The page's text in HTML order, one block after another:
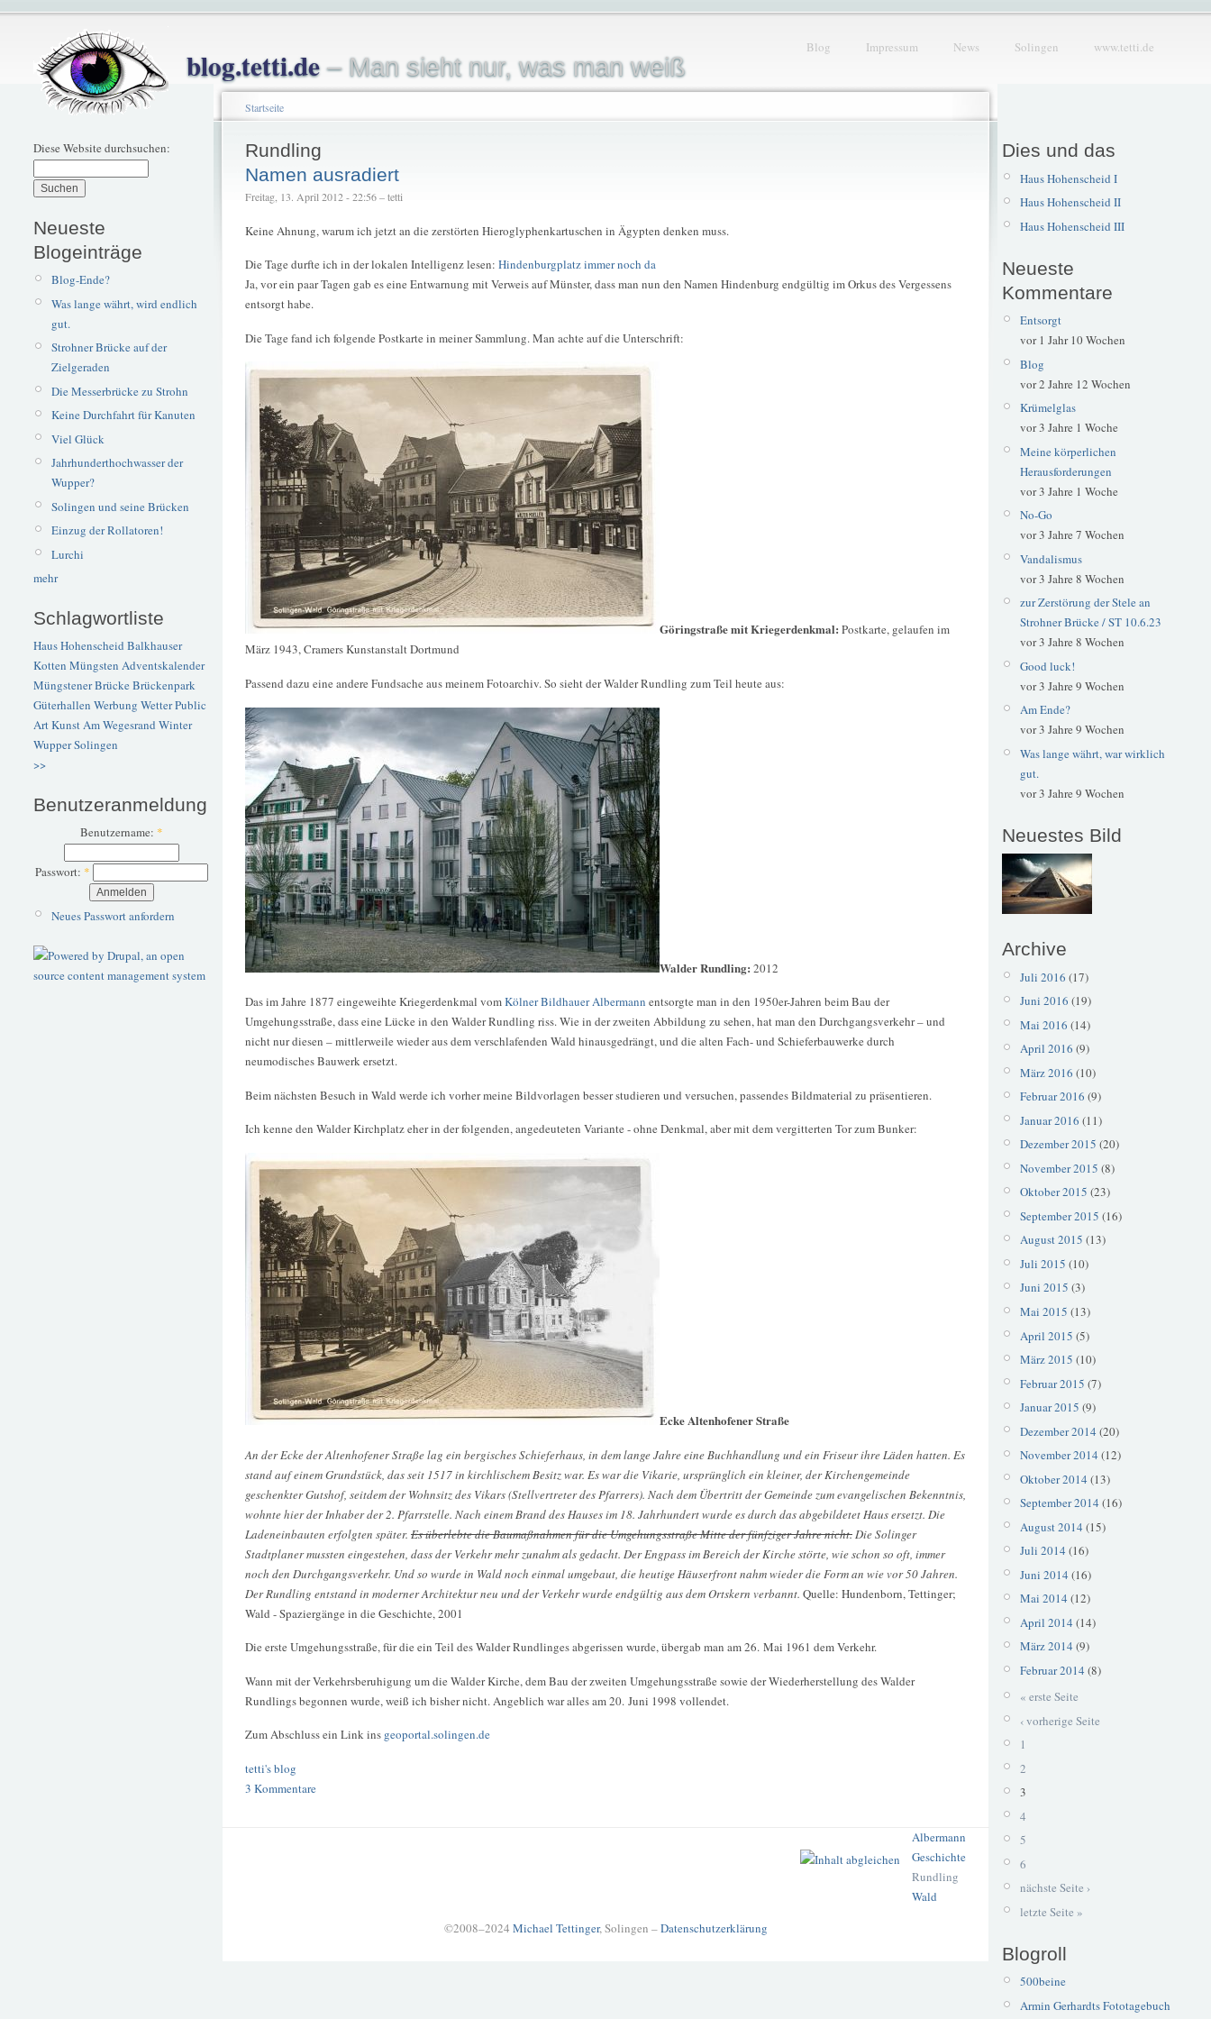
blog.tetti.de– Man sieht nur, was man weiß
Blog Impressum News Solingen www.tetti.de
Diese Website durchsuchen:
Neueste
Blogeinträge
Blog-Ende?
Was lange währt, wird endlich
gut.
Strohner Brücke auf der
Zielgeraden
Die Messerbrücke zu Strohn
Keine Durchfahrt für Kanuten
Viel Glück
Jahrhunderthochwasser der
Wupper?
Solingen und seine Brücken
Einzug der Rollatoren!
Lurchi
mehr
Schlagwortliste
Haus Hohenscheid Balkhauser
Kotten Müngsten Adventskalender
Müngstener BrückeBrückenpark
Güterhallen Werbung WetterPublic
ArtKunstAm Wegesrand Winter
WupperSolingen
>>
Benutzeranmeldung
Benutzername: *
Passwort: *
Neues Passwort anfordern
Startseite
Rundling
Namen ausradiert
Freitag, 13. April 2012 - 22:56 – tetti
Keine Ahnung, warum ich jetzt an die zerstörten Hieroglyphenkartuschen in Ägypten denken muss.
Die Tage durfte ich in der lokalen Intelligenz lesen: Hindenburgplatz immer noch da
Ja, vor ein paar Tagen gab es eine Entwarnung mit Verweis auf Münster, dass man nun den Namen Hindenburg endgültig im Orkus des Vergessens
entsorgt habe.
Die Tage fand ich folgende Postkarte in meiner Sammlung. Man achte auf die Unterschrift:
Göringstraße mit Kriegerdenkmal: Postkarte, gelaufen im
März 1943, Cramers Kunstanstalt Dortmund
Passend dazu eine andere Fundsache aus meinem Fotoarchiv. So sieht der Walder Rundling zum Teil heute aus:
Walder Rundling: 2012
Das im Jahre 1877 eingeweihte Kriegerdenkmal vomKölner Bildhauer Albermann entsorgte man in den 1950er-Jahren beim Bau der
Umgehungsstraße, dass eine Lücke in den Walder Rundling riss. Wie in der zweiten Abbildung zu sehen, hat man den Durchgangsverkehr – und
nicht nur diesen – mittlerweile wieder aus dem verschlafenden Wald hinausgedrängt, und die alten Fach- und Schieferbauwerke durch
neumodisches Bauwerk ersetzt.
Beim nächsten Besuch in Wald werde ich vorher meine Bildvorlagen besser studieren und versuchen, passendes Bildmaterial zu präsentieren.
Ich kenne den Walder Kirchplatz eher in der folgenden, angedeuteten Variante - ohne Denkmal, aber mit dem vergitterten Tor zum Bunker:
Ecke Altenhofener Straße
An der Ecke der Altenhofener Straße lag ein bergisches Schieferhaus, in dem lange Jahre eine Buchhandlung und ein Friseur ihre Läden hatten. Es
stand auf einem Grundstück, das seit 1517 in kirchlischem Besitz war. Es war die Vikarie, ursprünglich ein kleiner, der Kirchengemeinde
geschenkter Gutshof, seitdem der Wohnsitz des Vikars (Stellvertreter des Pfarrers). Nach dem Übertritt der Gemeinde zum evangelischen Bekenntnis,
wohnte hier der Inhaber der 2. Pfarrstelle. Nach einem Brand des Hauses im 18. Jahrhundert wurde es durch das abgebildetet Haus ersetzt. Die
Ladeneinbauten erfolgten später. Es überlebte die Baumaßnahmen für die Umgehungsstraße Mitte der fünfziger Jahre nicht. Die Solinger
Stadtplaner mussten eingestehen, dass der Verkehr mehr zunahm als gedacht. Der Engpass im Bereich der Kirche störte, wie schon so oft, immer
noch den Durchgangsverkehr. Und so wurde in Wald noch einmal umgebaut, die heutige Häuserfront nahm wieder die Form an wie vor 50 Jahren.
Der Rundling entstand in moderner Architektur neu und der Verkehr wurde endgültig aus dem Ortskern verbannt. Quelle: Hundenborn, Tettinger;
Wald - Spaziergänge in die Geschichte, 2001
Die erste Umgehungsstraße, für die ein Teil des Walder Rundlinges abgerissen wurde, übergab man am 26. Mai 1961 dem Verkehr.
Wann mit der Verkehrsberuhigung um die Walder Kirche, dem Bau der zweiten Umgehungsstraße sowie der Wiederherstellung des Walder
Rundlings begonnen wurde, weiß ich bisher nicht. Angeblich war alles am 20. Juni 1998 vollendet.
Zum Abschluss ein Link ins geoportal.solingen.de
tetti's blog
3 Kommentare
Albermann
Geschichte
Rundling
Wald
©2008–2024 Michael Tettinger, Solingen –Datenschutzerklärung
Dies und das
Haus Hohenscheid I
Haus Hohenscheid II
Haus Hohenscheid III
Neueste
Kommentare
Entsorgt
vor 1 Jahr 10 Wochen
Blog
vor 2 Jahre 12 Wochen
Krümelglas
vor 3 Jahre 1 Woche
Meine körperlichen
Herausforderungen
vor 3 Jahre 1 Woche
No-Go
vor 3 Jahre 7 Wochen
Vandalismus
vor 3 Jahre 8 Wochen
zur Zerstörung der Stele an
Strohner Brücke / ST 10.6.23
vor 3 Jahre 8 Wochen
Good luck!
vor 3 Jahre 9 Wochen
Am Ende?
vor 3 Jahre 9 Wochen
Was lange währt, war wirklich
gut.
vor 3 Jahre 9 Wochen
Neuestes Bild
Archive
Juli 2016 (17)
Juni 2016 (19)
Mai 2016 (14)
April 2016 (9)
März 2016 (10)
Februar 2016 (9)
Januar 2016 (11)
Dezember 2015 (20)
November 2015 (8)
Oktober 2015 (23)
September 2015 (16)
August 2015 (13)
Juli 2015 (10)
Juni 2015 (3)
Mai 2015 (13)
April 2015 (5)
März 2015 (10)
Februar 2015 (7)
Januar 2015 (9)
Dezember 2014 (20)
November 2014 (12)
Oktober 2014 (13)
September 2014 (16)
August 2014 (15)
Juli 2014 (16)
Juni 2014 (16)
Mai 2014 (12)
April 2014 (14)
März 2014 (9)
Februar 2014 (8)
« erste Seite
‹ vorherige Seite
1
2
3
4
5
6
nächste Seite ›
letzte Seite »
Blogroll
500beine
Armin Gerhardts Fototagebuch